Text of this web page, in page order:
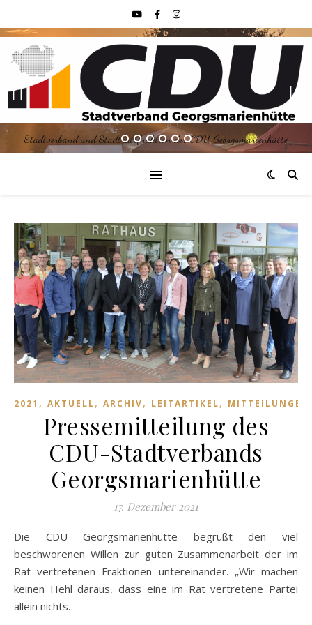
Stadtverband und Stadtratsfraktion der CDU Georgsmarienhütte
2021 , AKTUELL, ARCHIV, LEITARTIKEL, MITTEILUNGEN
Pressemitteilung des
CDU-Stadtverbands
Georgsmarienhütte
17. Dezember 2021
Die CDU Georgsmarienhütte begrüßt den viel
beschworenen Willen zur guten Zusammenarbeit der im
Rat vertretenen Fraktionen untereinander. „Wir machen
keinen Hehl daraus, dass eine im Rat vertretene Partei
allein nichts…